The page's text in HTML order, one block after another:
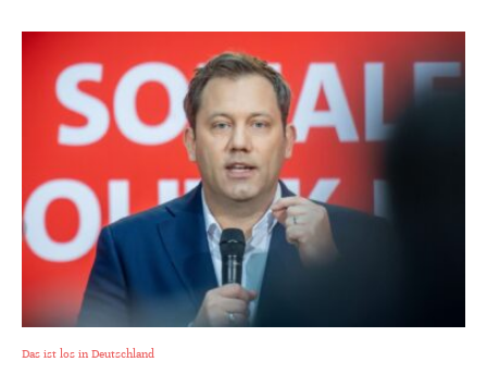
Das ist los in Deutschland